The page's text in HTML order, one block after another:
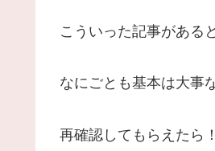
こういった記事がある
なにごとも基本は大事
再確認してもらえたら！